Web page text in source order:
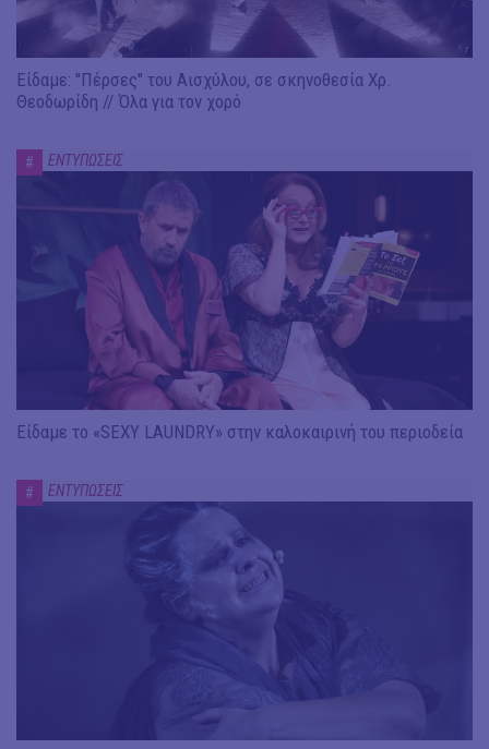
Είδαμε: "Πέρσες" του Αισχύλου, σε σκηνοθεσία Χρ.
Θεοδωρίδη // Όλα για τον χορό
# ΕΝΤΥΠΩΣΕΙΣ
Είδαμε το «SEXY LAUNDRY» στην καλοκαιρινή του περιοδεία
# ΕΝΤΥΠΩΣΕΙΣ